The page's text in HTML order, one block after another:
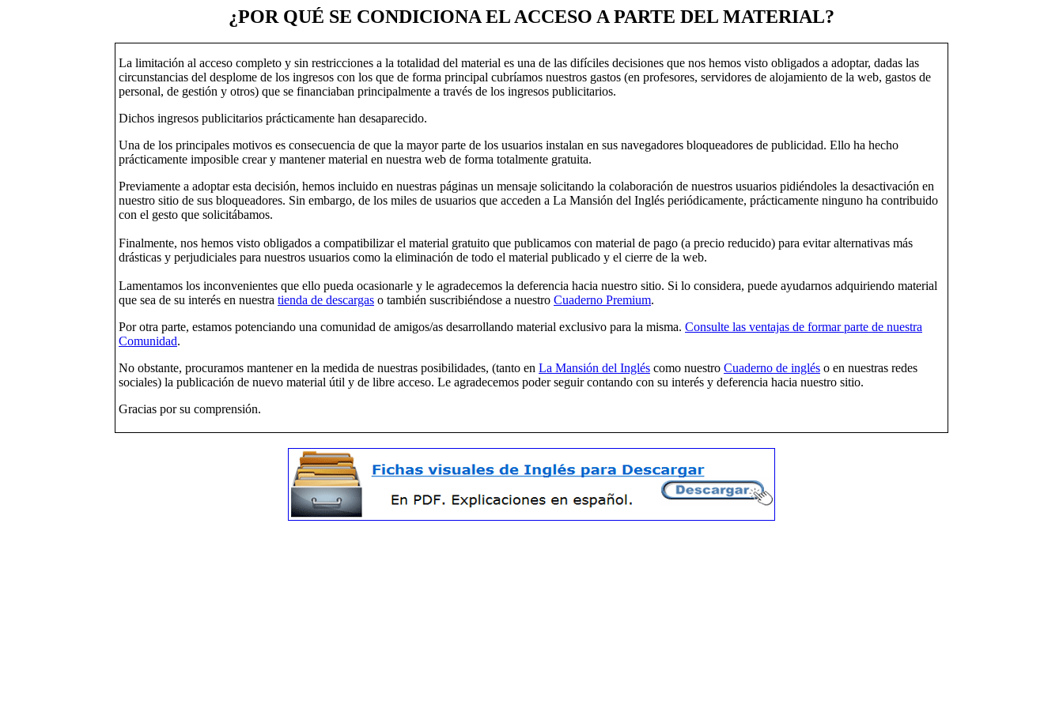
¿POR QUÉ SE CONDICIONA EL ACCESO A PARTE DEL MATERIAL?
La limitación al acceso completo y sin restricciones a la totalidad del material es una de las difíciles decisiones que nos hemos visto obligados a adoptar, dadas las
circunstancias del desplome de los ingresos con los que de forma principal cubríamos nuestros gastos (en profesores, servidores de alojamiento de la web, gastos de
personal, de gestión y otros) que se financiaban principalmente a través de los ingresos publicitarios.
Dichos ingresos publicitarios prácticamente han desaparecido.
Una de los principales motivos es consecuencia de que la mayor parte de los usuarios instalan en sus navegadores bloqueadores de publicidad. Ello ha hecho
prácticamente imposible crear y mantener material en nuestra web de forma totalmente gratuita.
Previamente a adoptar esta decisión, hemos incluido en nuestras páginas un mensaje solicitando la colaboración de nuestros usuarios pidiéndoles la desactivación en
nuestro sitio de sus bloqueadores. Sin embargo, de los miles de usuarios que acceden a La Mansión del Inglés periódicamente, prácticamente ninguno ha contribuido
con el gesto que solicitábamos.
Finalmente, nos hemos visto obligados a compatibilizar el material gratuito que publicamos con material de pago (a precio reducido) para evitar alternativas más
drásticas y perjudiciales para nuestros usuarios como la eliminación de todo el material publicado y el cierre de la web.
Lamentamos los inconvenientes que ello pueda ocasionarle y le agradecemos la deferencia hacia nuestro sitio. Si lo considera, puede ayudarnos adquiriendo material
que sea de su interés en nuestra tienda de descargas o también suscribiéndose a nuestro Cuaderno Premium.
Por otra parte, estamos potenciando una comunidad de amigos/as desarrollando material exclusivo para la misma. Consulte las ventajas de formar parte de nuestra
Comunidad.
No obstante, procuramos mantener en la medida de nuestras posibilidades, (tanto en La Mansión del Inglés como nuestro Cuaderno de inglés o en nuestras redes
sociales) la publicación de nuevo material útil y de libre acceso. Le agradecemos poder seguir contando con su interés y deferencia hacia nuestro sitio.
Gracias por su comprensión.